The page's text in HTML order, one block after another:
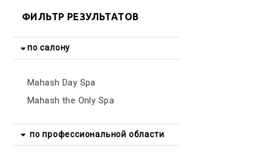
ФИЛЬТР РЕЗУЛЬТАТОВ
по салону
Mahash Day Spa
Mahash the Only Spa
по профессиональной области